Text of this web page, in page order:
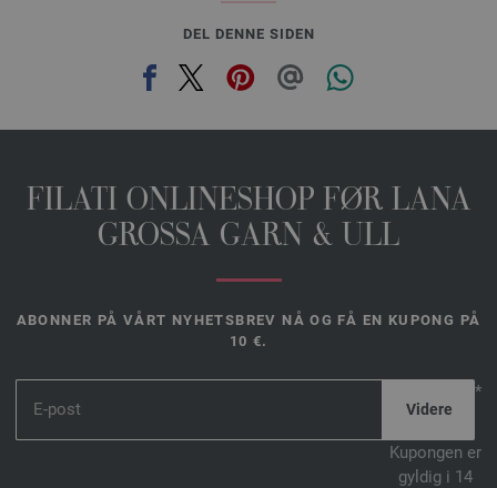
DEL DENNE SIDEN
FILATI ONLINESHOP FØR LANA
GROSSA GARN & ULL
ABONNER PÅ VÅRT NYHETSBREV NÅ OG FÅ EN KUPONG PÅ
10 €.
*
Kupongen er
gyldig i 14